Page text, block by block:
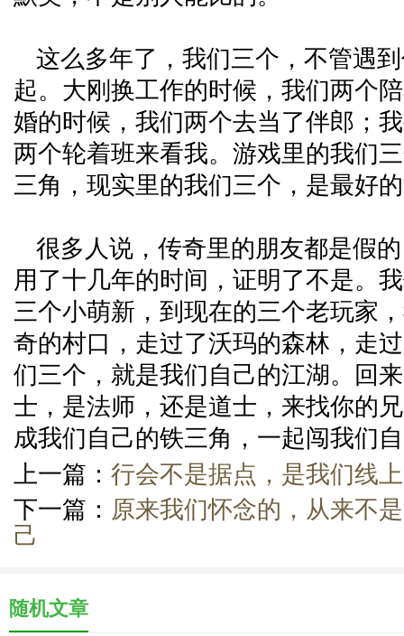
这么多年了，我们三个，不管遇
起。大刚换工作的时候，我们两个
婚的时候，我们两个去当了伴郎；
两个轮着班来看我。游戏里的我们
三角，现实里的我们三个，是最好
很多人说，传奇里的朋友都是假
用了十几年的时间，证明了不是。
三个小萌新，到现在的三个老玩家
奇的村口，走过了沃玛的森林，走
们三个，就是我们自己的江湖。回
士，是法师，还是道士，来找你的
成我们自己的铁三角，一起闯我们
上一篇： 行会不是据点，是我们线
下一篇： 原来我们怀念的，从来不
己
随机文章